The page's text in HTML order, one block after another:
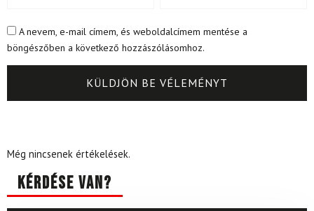
A nevem, e-mail címem, és weboldalcímem mentése a
böngészőben a következő hozzászólásomhoz.
Még nincsenek értékelések.
Kérdése van?